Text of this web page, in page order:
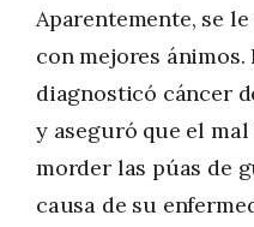
Aparentemente, se
con mejores ánimos.
diagnosticó cáncer
y aseguró que el
morder las púas de
causa de su